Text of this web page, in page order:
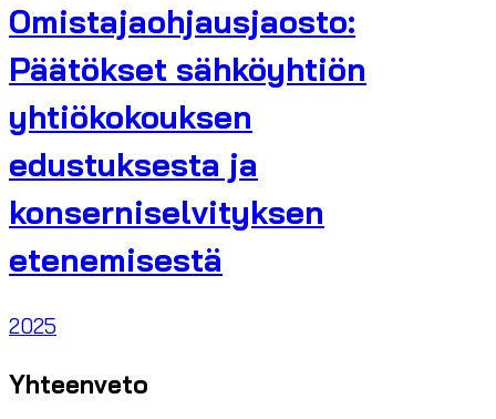
Omistajaohjausjaosto:
Päätökset sähköyhtiön
yhtiökokouksen
edustuksesta ja
konserniselvityksen
etenemisestä
2025
Yhteenveto